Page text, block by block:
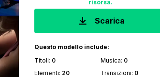
risorsa.
Scarica
Questo modello include:
Titoli: 0 Musica: 0
Elementi: 20 Transizioni: 0